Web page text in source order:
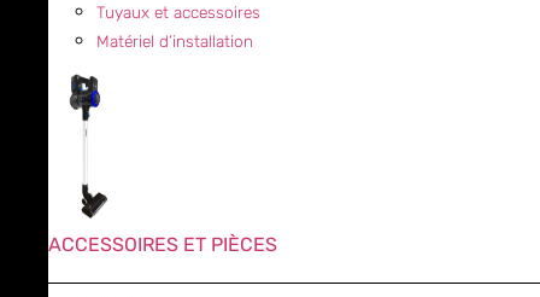
Tuyaux et accessoires
Matériel d’installation
ACCESSOIRES ET PIÈCES